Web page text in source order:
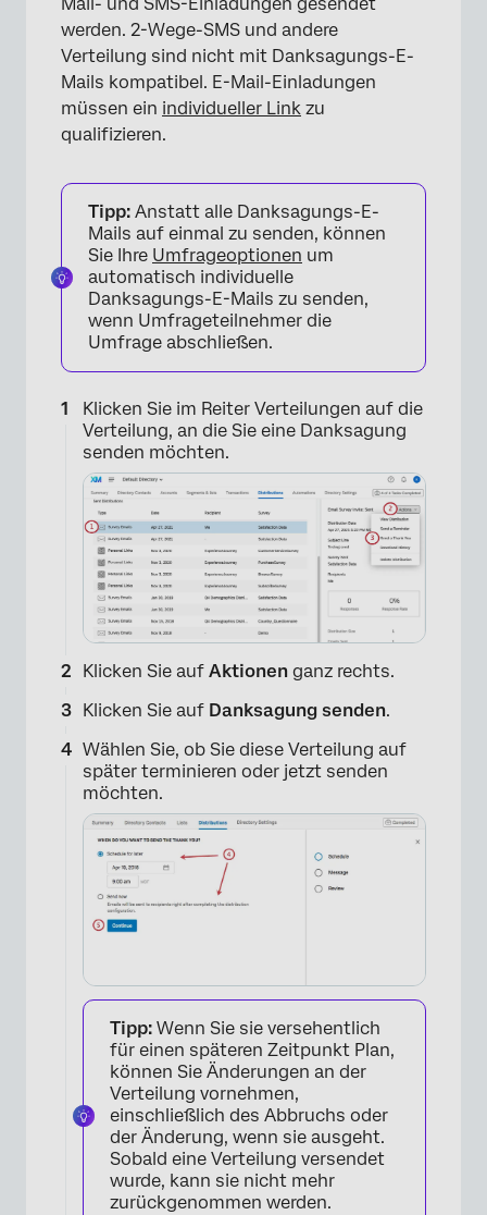
werden. 2-Wege-SMS und andere
Verteilung sind nicht mit Danksagungs-E-
Mails kompatibel. E-Mail-Einladungen
müssen ein individueller Link zu
qualifizieren.
Tipp: Anstatt alle Danksagungs-E-
Mails auf einmal zu senden, können
Sie Ihre Umfrageoptionen um
automatisch individuelle
Danksagungs-E-Mails zu senden,
wenn Umfrageteilnehmer die
Umfrage abschließen.
Klicken Sie im Reiter Verteilungen auf die
Verteilung, an die Sie eine Danksagung
senden möchten.
Klicken Sie auf Aktionen ganz rechts.
Klicken Sie auf Danksagung senden.
Wählen Sie, ob Sie diese Verteilung auf
später terminieren oder jetzt senden
möchten.
Tipp: Wenn Sie sie versehentlich
für einen späteren Zeitpunkt Plan,
können Sie Änderungen an der
Verteilung vornehmen,
einschließlich des Abbruchs oder
der Änderung, wenn sie ausgeht.
Sobald eine Verteilung versendet
wurde, kann sie nicht mehr
zurückgenommen werden.